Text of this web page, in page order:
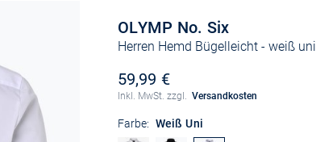
OLYMP No. Six
Herren Hemd Bügelleicht- weiß uni
59,99 €
Inkl. MwSt. zzgl. Versandkosten
Farbe: Weiß Uni